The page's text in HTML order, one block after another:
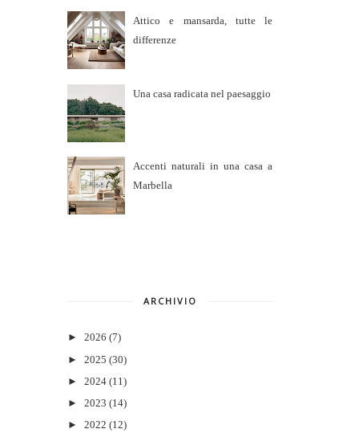
Attico e mansarda, tutte le
differenze
Una casa radicata nel paesaggio
Accenti naturali in una casa a
Marbella
ARCHIVIO
► 2026 (7)
► 2025 (30)
► 2024 (11)
► 2023 (14)
► 2022 (12)